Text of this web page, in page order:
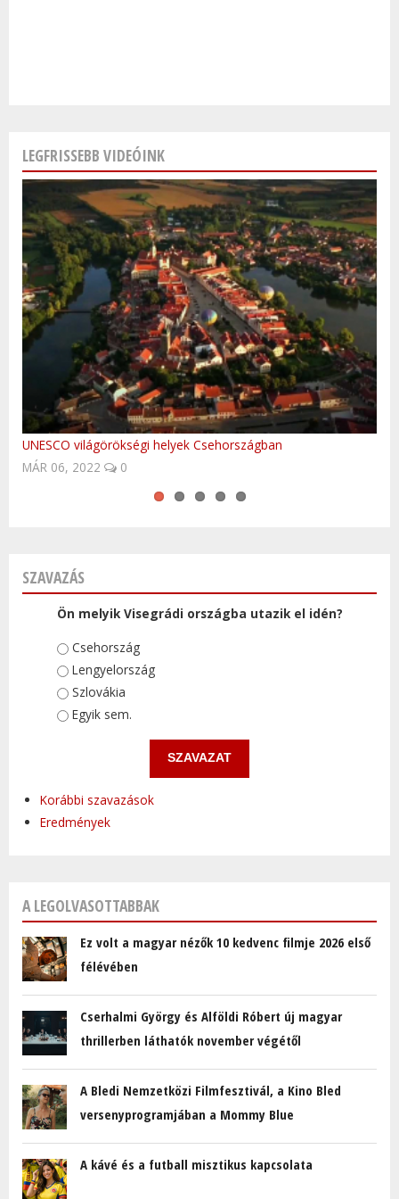
LEGFRISSEBB VIDEÓINK
UNESCO világörökségi helyek Csehországban
MÁR 06, 2022
0
Nohavica - Ostravo
MÁR 29, 2017
0
Fedezd fel Lengyelországot!
Oceana - Endless Summer
10 látnivaló Csehországból (angol nyelvű)
SZAVAZÁS
Ön melyik Visegrádi országba utazik el idén?
Választások
Csehország
Lengyelország
Szlovákia
Egyik sem.
Korábbi szavazások
Eredmények
A LEGOLVASOTTABBAK
Ez volt a magyar nézők 10 kedvenc filmje 2026 első
félévében
Cserhalmi György és Alföldi Róbert új magyar
thrillerben láthatók november végétől
A Bledi Nemzetközi Filmfesztivál, a Kino Bled
versenyprogramjában a Mommy Blue
A kávé és a futball misztikus kapcsolata